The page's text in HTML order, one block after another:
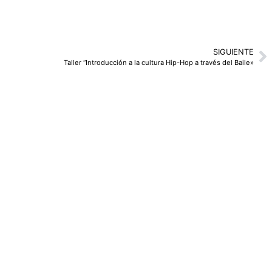
SIGUIENTE
Taller “Introducción a la cultura Hip-Hop a través del Baile»